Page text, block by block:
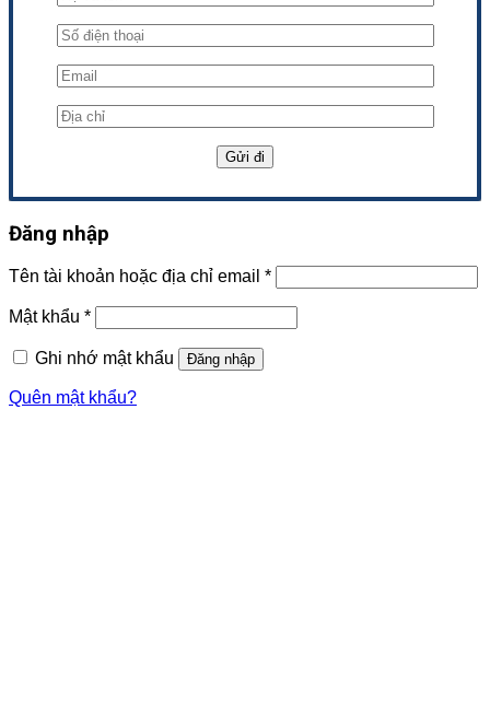
Đăng nhập
Tên tài khoản hoặc địa chỉ email *
Mật khẩu *
Ghi nhớ mật khẩu Đăng nhập
Quên mật khẩu?